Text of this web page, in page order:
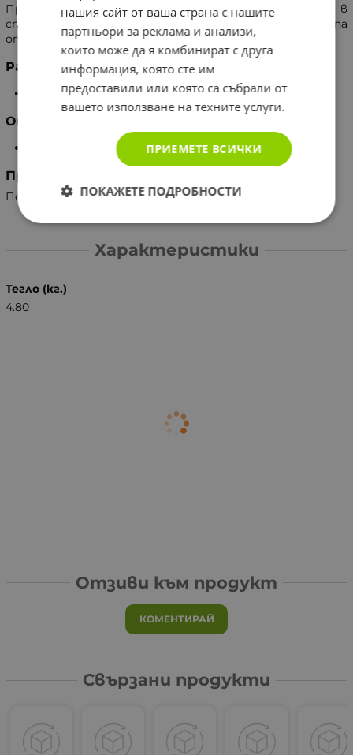
Предимствата на продуктите са доказани в
специализирани изследвания на производителя с група
от 20 ползвателя - в периода Юли-Август 2021.
Размер
L (100 - 150 см)
Опаковка
Производител
Полша, TZMO SA
Характеристики
Тегло (кг.)
4.80
Отзиви към продукт
КОМЕНТИРАЙ
Свързани продукти
нашия сайт от ваша страна с нашите
партньори за реклама и анализи,
които може да я комбинират с друга
информация, която сте им
предоставили или която са събрали от
вашето използване на техните услуги.
ПРИЕМЕТЕ ВСИЧКИ
ПОКАЖЕТЕ ПОДРОБНОСТИ